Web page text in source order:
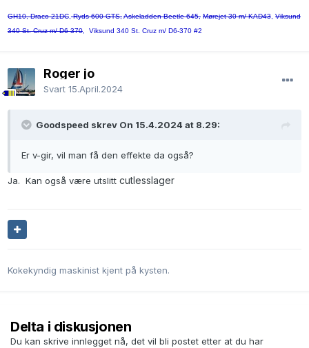
GH10, Draco 21DC,Ryds 600 GTS,Askeladden Beetle 645, Mørejet 30 m/ KAD43, Viksund
340 St. Cruz m/ D6-370, Viksund 340 St. Cruz m/ D6-370 #2
Roger jo
Svart 15.April.2024
Goodspeed skrev On 15.4.2024 at 8.29:
Er v-gir, vil man få den effekte da også?
Ja. Kan også være utslitt cutlesslager
Kokekyndig maskinist kjent på kysten.
Delta i diskusjonen
Du kan skrive innlegget nå, det vil bli postet etter at du har